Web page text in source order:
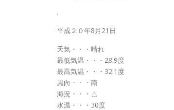
.
平成２０年8月21日
天気・・・晴れ
最低気温・・・28.9度
最高気温・・・32.1度
風向・・・南
海況・・・△
水温・・・30度